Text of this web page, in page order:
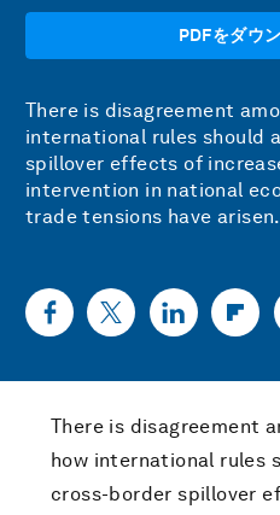
PDFをダウ
There is disagreement
international rules should
spillover effects of
intervention in national
trade tensions have arisen.
There is disagreement
how international rules
cross-border spillover